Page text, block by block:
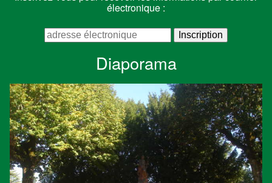
électronique :
Diaporama